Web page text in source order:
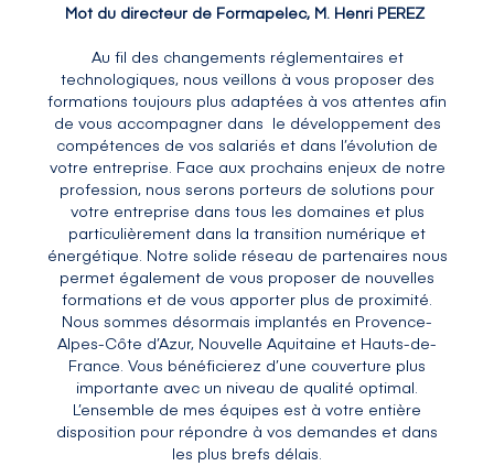
Mot du directeur de Formapelec, M. Henri PEREZ
Au fil des changements réglementaires et
technologiques, nous veillons à vous proposer des
formations toujours plus adaptées à vos attentes afin
de vous accompagner dans le développement des
compétences de vos salariés et dans l’évolution de
votre entreprise. Face aux prochains enjeux de notre
profession, nous serons porteurs de solutions pour
votre entreprise dans tous les domaines et plus
particulièrement dans la transition numérique et
énergétique. Notre solide réseau de partenaires nous
permet également de vous proposer de nouvelles
formations et de vous apporter plus de proximité.
Nous sommes désormais implantés en Provence-
Alpes-Côte d’Azur, Nouvelle Aquitaine et Hauts-de-
France. Vous bénéficierez d’une couverture plus
importante avec un niveau de qualité optimal.
L’ensemble de mes équipes est à votre entière
disposition pour répondre à vos demandes et dans
les plus brefs délais.